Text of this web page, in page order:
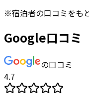
※宿泊者の口コミをも
Google口コミ
の口コミ
4.7